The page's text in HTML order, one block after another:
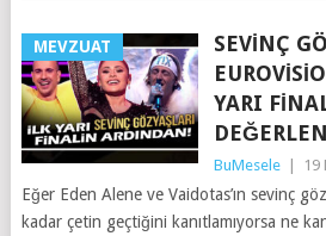
MEVZUAT
SEVINÇ
YARI
BuMesele 19
Eğer Eden Alene ve Vaidotas’ın sevinç
kadar çetin geçtiğini kanıtlamıyorsa ne